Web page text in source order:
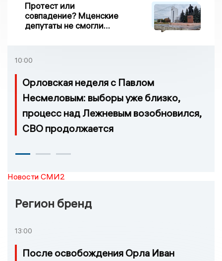
Протест или
совпадение? Мценские
депутаты не смогли
10:00
Орловская неделя с Павлом
Несмеловым: выборы уже близко,
процесс над Лежневым возобновился,
СВО продолжается
Новости СМИ2
Регион бренд
13:00
После освобождения Орла Иван